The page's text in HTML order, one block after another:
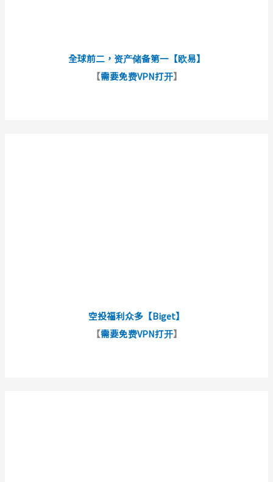
全球前二，资产储备第一【欧易】
【需要免费VPN打开】
空投福利众多【Biget】
【需要免费VPN打开】